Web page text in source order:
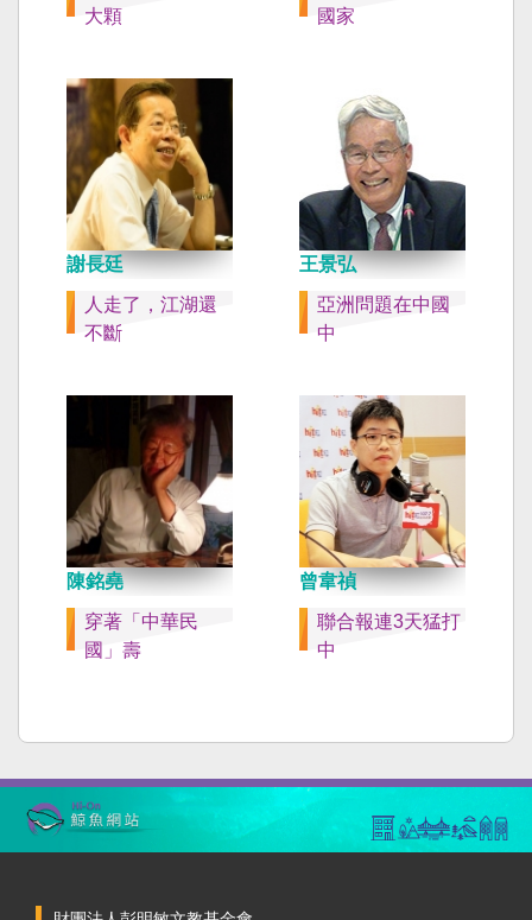
大顆
國家
謝長廷
人走了，江湖還
不斷
王景弘
亞洲問題在中國
中
陳銘堯
穿著「中華民
國」壽
曾韋禎
聯合報連3天猛打
中